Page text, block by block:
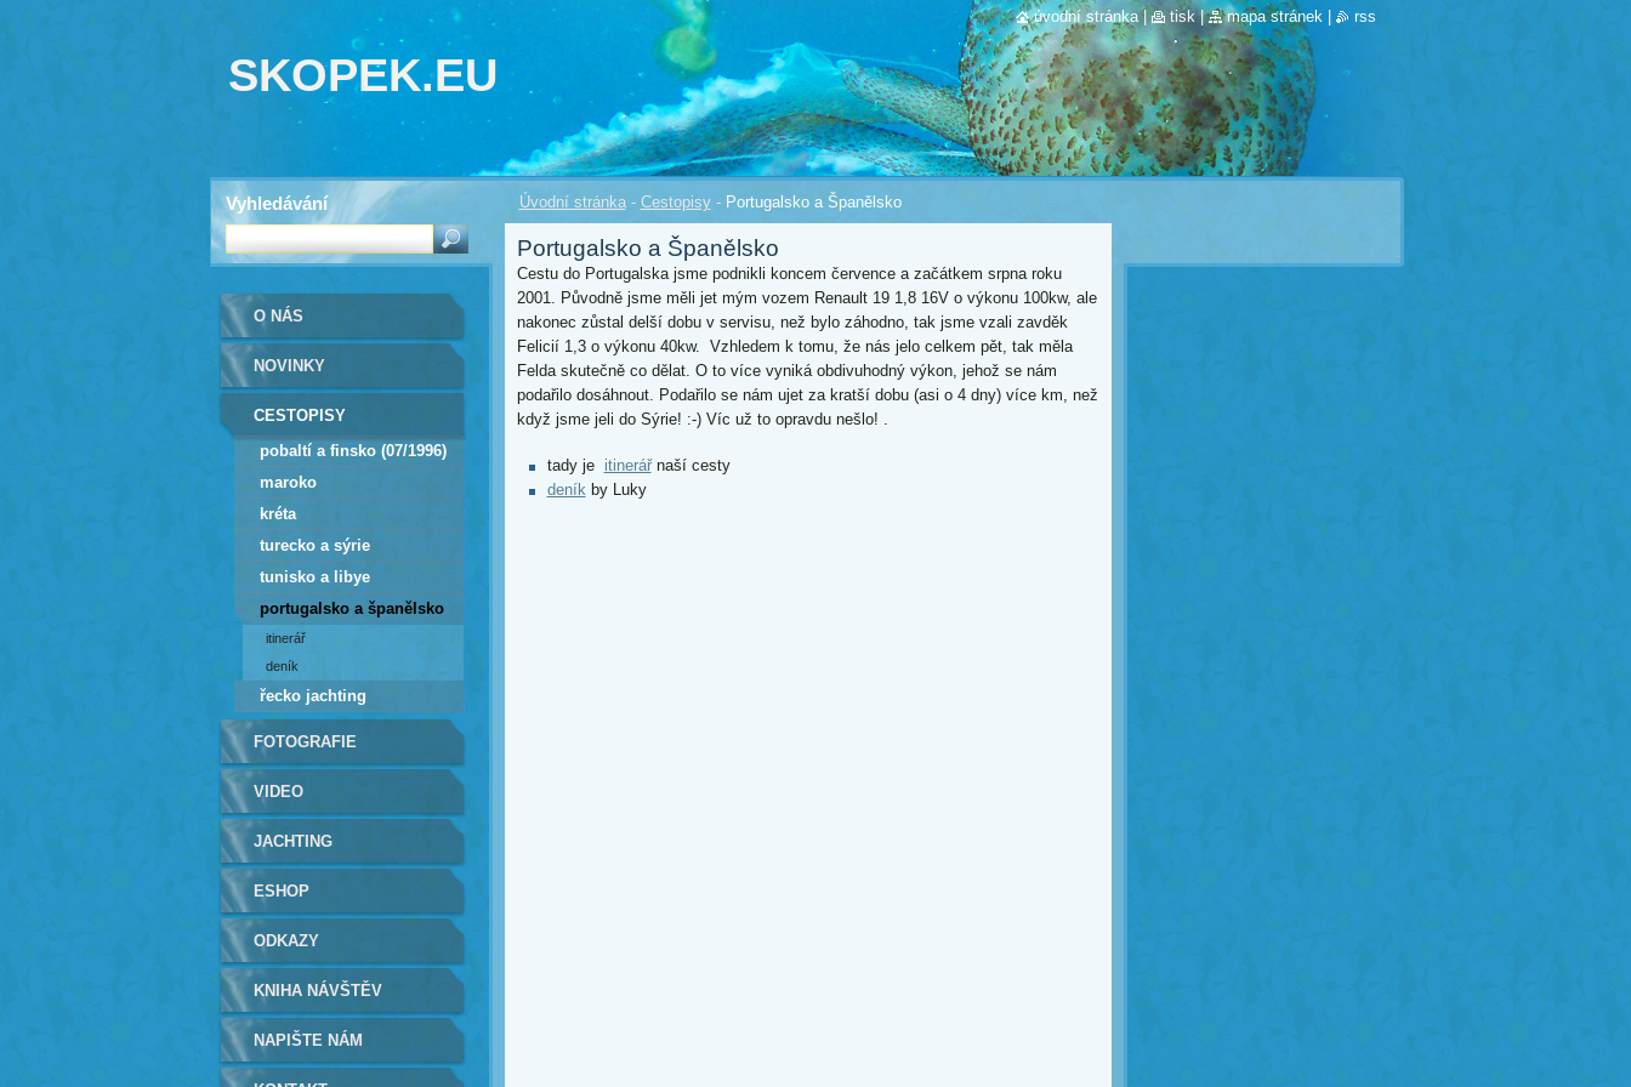
SKOPEK.EU
Úvodní stránka - Cestopisy - Portugalsko a Španělsko
Portugalsko a Španělsko
Cestu do Portugalska jsme podnikli koncem července a začátkem srpna roku
2001. Původně jsme měli jet mým vozem Renault 19 1,8 16V o výkonu 100kw, ale
nakonec zůstal delší dobu v servisu, než bylo záhodno, tak jsme vzali zavděk
Felicií 1,3 o výkonu 40kw. Vzhledem k tomu, že nás jelo celkem pět, tak měla
Felda skutečně co dělat. O to více vyniká obdivuhodný výkon, jehož se nám
podařilo dosáhnout. Podařilo se nám ujet za kratší dobu (asi o 4 dny) více km, než
když jsme jeli do Sýrie! :-) Víc už to opravdu nešlo! .
tady je itinerářnaší cesty
deníkby Luky
O NÁS
NOVINKY
CESTOPISY
pobaltí a finsko (07/1996)
maroko
kréta
turecko a sýrie
tunisko a libye
portugalsko a španělsko
itinerář
deník
řecko jachting
FOTOGRAFIE
VIDEO
JACHTING
ESHOP
ODKAZY
KNIHA NÁVŠTĚV
NAPIŠTE NÁM
Vyhledávání
úvodní stránka | tisk | mapa stránek rss